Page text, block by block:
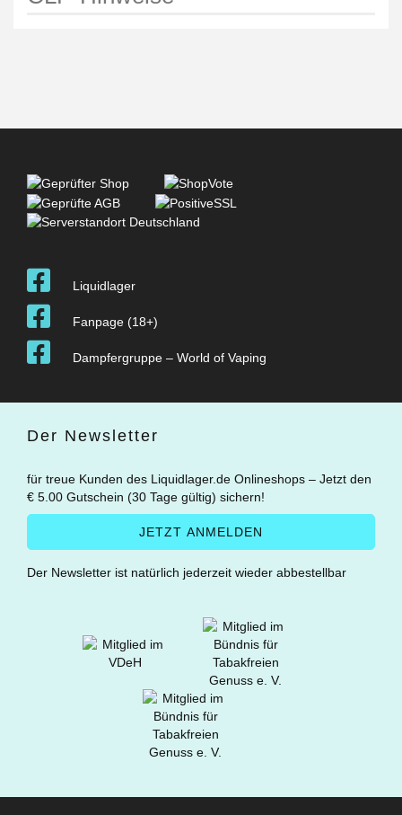
Liquidlager
Fanpage (18+)
Dampfergruppe – World of Vaping
Der Newsletter
für treue Kunden des Liquidlager.de Onlineshops – Jetzt den
€ 5.00 Gutschein (30 Tage gültig) sichern!
Der Newsletter ist natürlich jederzeit wieder abbestellbar